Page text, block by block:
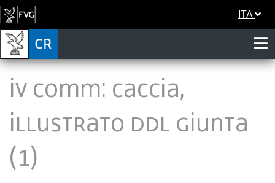
ITA
IV Comm: caccia,
illustrato ddl Giunta
(1)